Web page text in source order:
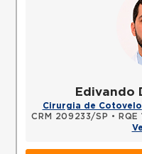
Edivando
Cirurgia de Cotovelo
CRM 209233/SP •
RQE